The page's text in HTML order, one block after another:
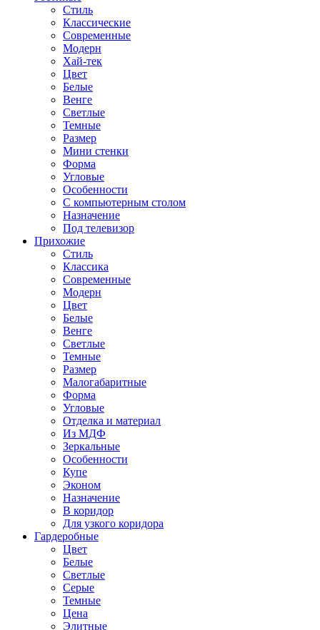
Стиль
Классические
Современные
Модерн
Хай-тек
Цвет
Белые
Венге
Светлые
Темные
Размер
Мини стенки
Форма
Угловые
Особенности
С компьютерным столом
Назначение
Под телевизор
Прихожие
Стиль
Классика
Современные
Модерн
Цвет
Белые
Венге
Светлые
Темные
Размер
Малогабаритные
Форма
Угловые
Отделка и материал
Из МДФ
Зеркальные
Особенности
Купе
Эконом
Назначение
В коридор
Для узкого коридора
Гардеробные
Цвет
Белые
Светлые
Серые
Темные
Цена
Элитные